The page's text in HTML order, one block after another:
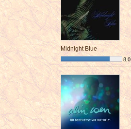
Midnight Blue
8,0
¯¯¯¯¯¯¯¯¯¯¯¯¯¯¯¯¯¯¯¯¯¯¯¯